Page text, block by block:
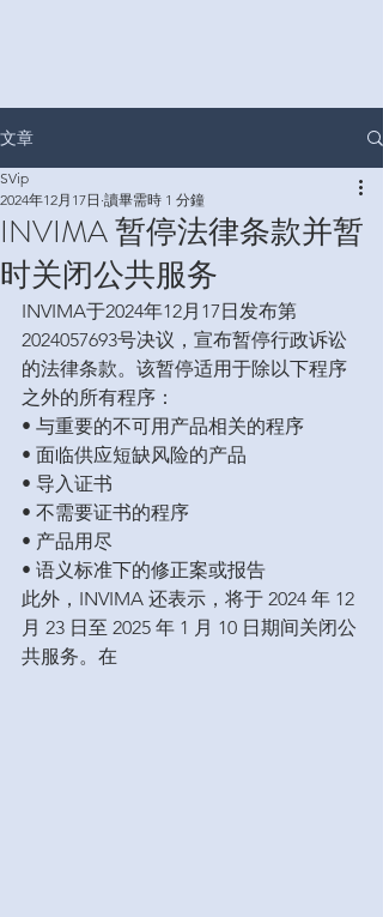
文章
INVIMA 暂停法律条款并暂
时关闭公共服务
SVip
2024年12月17日 讀畢需時 1 分鐘
INVIMA于2024年12月17日发布第
2024057693号决议，宣布暂停行政诉讼
的法律条款。该暂停适用于除以下程序
之外的所有程序：
• 与重要的不可用产品相关的程序
• 面临供应短缺风险的产品
• 导入证书
• 不需要证书的程序
• 产品用尽
• 语义标准下的修正案或报告
此外，INVIMA 还表示，将于 2024 年 12
月 23 日至 2025 年 1 月 10 日期间关闭公
共服务。在